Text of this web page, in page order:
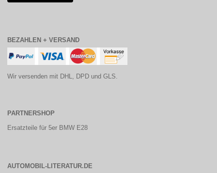
BEZAHLEN + VERSAND
Wir versenden mit DHL, DPD und GLS.
PARTNERSHOP
Ersatzteile für 5er BMW E28
AUTOMOBIL-LITERATUR.DE